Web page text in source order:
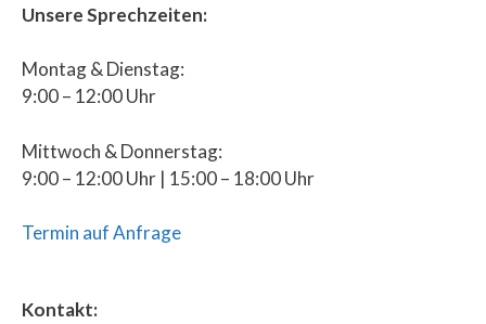
Unsere Sprechzeiten:
Montag & Dienstag:
9:00 – 12:00 Uhr
Mittwoch & Donnerstag:
9:00 – 12:00 Uhr | 15:00 – 18:00 Uhr
Termin auf Anfrage
Kontakt: